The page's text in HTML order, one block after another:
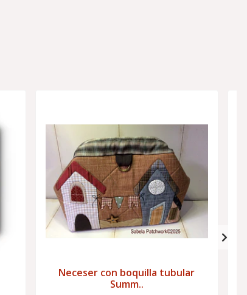
Neceser con boquilla tubular
Summ..